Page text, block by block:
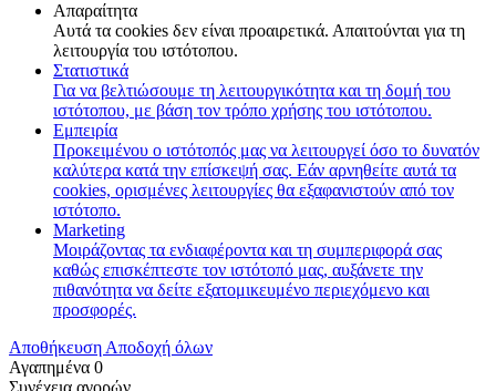
Απαραίτητα
Αυτά τα cookies δεν είναι προαιρετικά. Απαιτούνται για τη
λειτουργία του ιστότοπου.
Στατιστικά
Για να βελτιώσουμε τη λειτουργικότητα και τη δομή του
ιστότοπου, με βάση τον τρόπο χρήσης του ιστότοπου.
Εμπειρία
Προκειμένου ο ιστότοπός μας να λειτουργεί όσο το δυνατόν
καλύτερα κατά την επίσκεψή σας. Εάν αρνηθείτε αυτά τα
cookies, ορισμένες λειτουργίες θα εξαφανιστούν από τον
ιστότοπο.
Marketing
Μοιράζοντας τα ενδιαφέροντα και τη συμπεριφορά σας
καθώς επισκέπτεστε τον ιστότοπό μας, αυξάνετε την
πιθανότητα να δείτε εξατομικευμένο περιεχόμενο και
προσφορές.
Αποθήκευση Αποδοχή όλων
Αγαπημένα 0